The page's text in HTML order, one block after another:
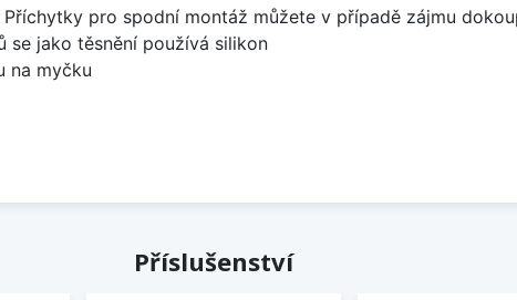
pro spodní montáž můžete v případě zájmu
se jako těsnění používá silikon
na myčku
Příslušenství